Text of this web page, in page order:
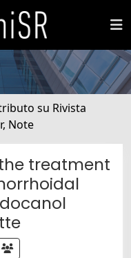
su Rivista
Note
treatment